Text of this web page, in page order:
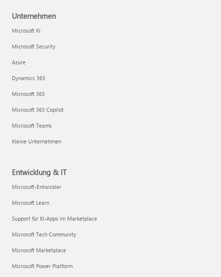
Unternehmen
Microsoft KI
Microsoft Security
Azure
Dynamics 365
Microsoft 365
Microsoft 365 Copilot
Microsoft Teams
Kleine Unternehmen
Entwicklung & IT
Microsoft-Entwickler
Microsoft Learn
Support für KI-Apps im Marketplace
Microsoft Tech Community
Microsoft Marketplace
Microsoft Power Platform